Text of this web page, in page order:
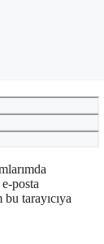
posta
tarayıcıya